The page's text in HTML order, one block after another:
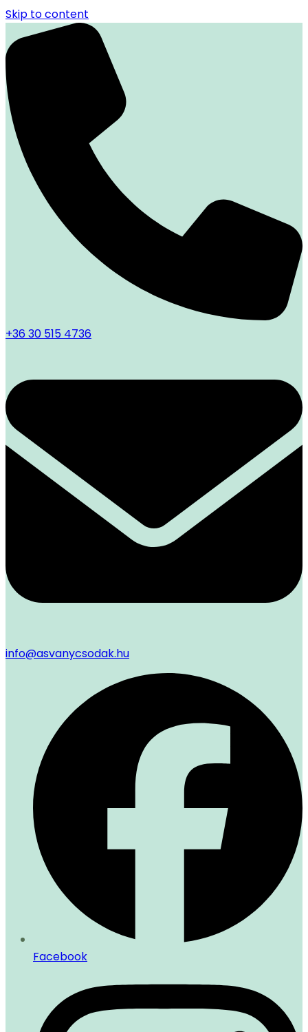
Skip to content
+36 30 515 4736
info@asvanycsodak.hu
Facebook